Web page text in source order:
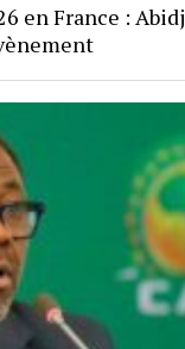
en France :